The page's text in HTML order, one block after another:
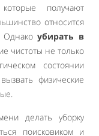
получают
относится
Однакоубирать в
чистоты не только
состоянии
физические
делать уборку
поисковиком и